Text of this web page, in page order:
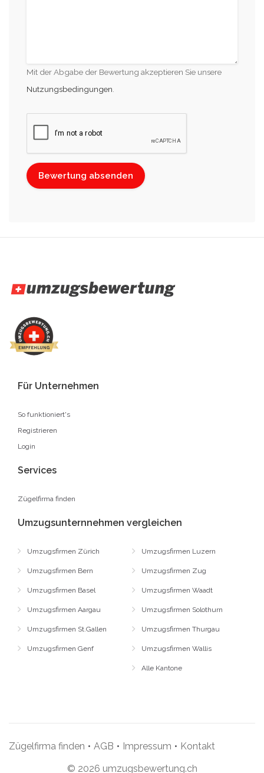
Mit der Abgabe der Bewertung akzeptieren Sie unsere
Nutzungsbedingungen
Für Unternehmen
So funktioniert's
Registrieren
Login
Services
Zügelfirma finden
Umzugsunternnehmen vergleichen
Umzugsfirmen Zürich
Umzugsfirmen Bern
Umzugsfirmen Basel
Umzugsfirmen Aargau
Umzugsfirmen St.Gallen
Umzugsfirmen Genf
Umzugsfirmen Luzern
Umzugsfirmen Zug
Umzugsfirmen Waadt
Umzugsfirmen Solothurn
Umzugsfirmen Thurgau
Umzugsfirmen Wallis
Alle Kantone
Zügelfirma finden • AGB • Impressum • Kontakt
© 2026 umzugsbewertung.ch